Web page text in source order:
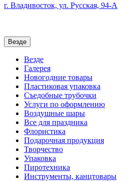
г. Владивосток, ул. Русская, 94-А
Везде
Везде
Галерея
Новогодние товары
Пластиковая упаковка
Съедобные трубочки
Услуги по оформлению
Воздушные шары
Все для праздника
Флористика
Подарочная продукция
Творчество
Упаковка
Пиротехника
Инструменты, канцтовары